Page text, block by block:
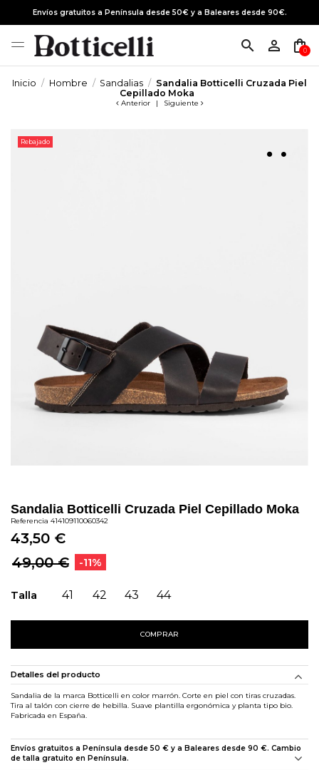
Envíos gratuitos a Península desde 50€ y a Baleares desde 90€.
search person_outline shopping_bag
0
Inicio Hombre Sandalias
Sandalia Botticelli Cruzada Piel
Cepillado Moka
Anterior | Siguiente
Rebajado
Sandalia Botticelli Cruzada Piel Cepillado Moka
Referencia 414109110060342
43,50 €
49,00 €
-11%
Talla 41 42 43 44
COMPRAR
Detalles del producto
Sandalia de la marca Botticelli en color marrón. Corte en piel con tiras cruzadas.
Tira al talón con cierre de hebilla. Suave plantilla ergonómica y planta tipo bio.
Fabricada en España.
Envíos gratuitos a Península desde 50 € y a Baleares desde 90 €. Cambio
de talla gratuito en Península.